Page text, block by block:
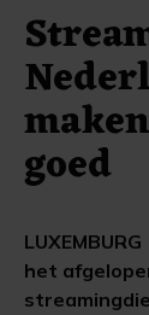
goed
het